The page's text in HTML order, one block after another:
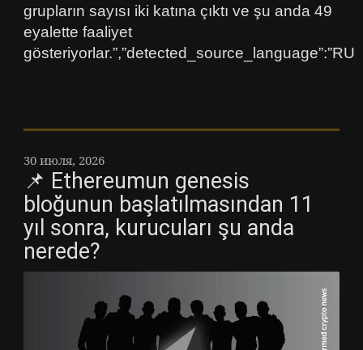
grupların sayısı iki katına çıktı ve şu anda 49
eyalette faaliyet
gösteriyorlar.”,”detected_source_language”:”RU
30 июля, 2026
📌 Ethereumun genesis
bloğunun başlatılmasından 11
yıl sonra, kurucuları şu anda
nerede?